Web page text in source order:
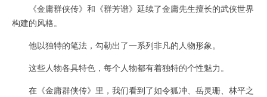
《金庸群侠传》和《群芳谱》延续了金庸先生擅长的武侠世界
构建的风格。
他以独特的笔法，勾勒出了一系列非凡的人物形象。
这些人物各具特色，每个人物都有着独特的个性魅力。
在《金庸群侠传》里，我们看到了如令狐冲、岳灵珊、林平之